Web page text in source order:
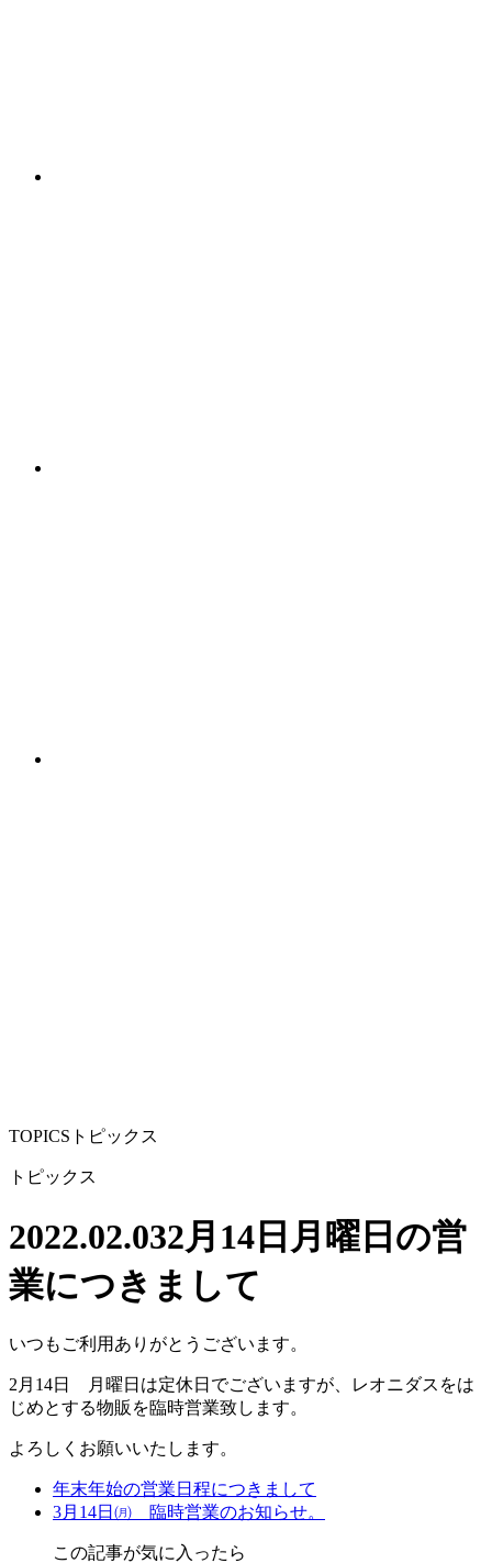
TOPICS トピックス
トピックス
2022.02.032月14日月曜日の営
業につきまして
いつもご利用ありがとうございます。
2月14日 月曜日は定休日でございますが、レオニダスをは
じめとする物販を臨時営業致します。
よろしくお願いいたします。
年末年始の営業日程につきまして
3月14日㈪ 臨時営業のお知らせ。
この記事が気に入ったら